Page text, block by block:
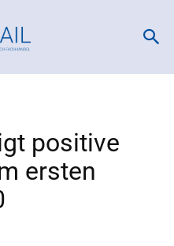
positive
ersten